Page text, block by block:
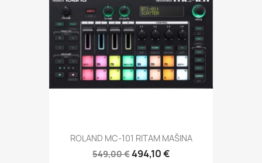
ROLAND MC-101 RITAM MAŠINA
549,00 €494,10 €